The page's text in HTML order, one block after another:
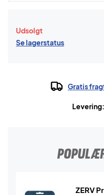
Udsolgt
Se lagerstatus
Gratis
ZERV